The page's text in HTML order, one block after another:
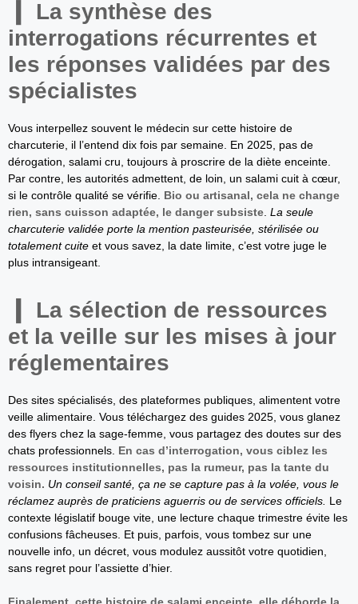
La synthèse des
interrogations récurrentes et
les réponses validées par des
spécialistes
Vous interpellez souvent le médecin sur cette histoire de
charcuterie, il l’entend dix fois par semaine. En 2025, pas de
dérogation, salami cru, toujours à proscrire de la diète enceinte.
Par contre, les autorités admettent, de loin, un salami cuit à cœur,
si le contrôle qualité se vérifie. Bio ou artisanal, cela ne change
rien, sans cuisson adaptée, le danger subsiste La seule
charcuterie validée porte la mention pasteurisée, stérilisée ou
totalement cuite et vous savez, la date limite, c’est votre juge le
plus intransigeant.
La sélection de ressources
et la veille sur les mises à jour
réglementaires
Des sites spécialisés, des plateformes publiques, alimentent votre
veille alimentaire. Vous téléchargez des guides 2025, vous glanez
des flyers chez la sage-femme, vous partagez des doutes sur des
chats professionnels. En cas d’interrogation, vous ciblez les
ressources institutionnelles, pas la rumeur, pas la tante du
voisin. Un conseil santé, ça ne se capture pas à la volée, vous le
réclamez auprès de praticiens aguerris ou de services officiels. Le
contexte législatif bouge vite, une lecture chaque trimestre évite les
confusions fâcheuses. Et puis, parfois, vous tombez sur une
nouvelle info, un décret, vous modulez aussitôt votre quotidien,
sans regret pour l’assiette d’hier.
Finalement, cette histoire de salami enceinte, elle déborde la